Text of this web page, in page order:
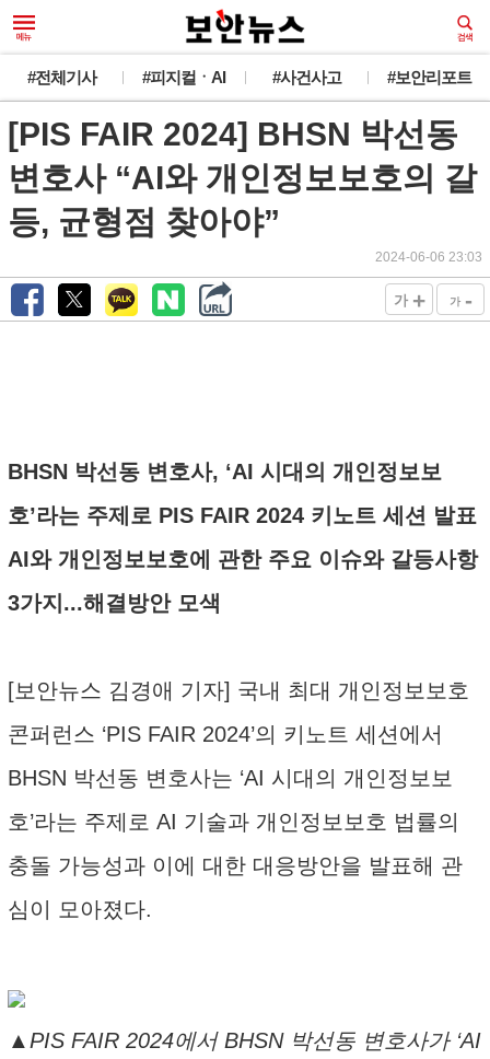
#전체기사 #피지컬ㆍAI #사건사고 #보안리포트
[PIS FAIR 2024] BHSN 박선동
변호사 “AI와 개인정보보호의 갈
등, 균형점 찾아야”
2024-06-06 23:03
가 + 가 -
BHSN 박선동 변호사, ‘AI 시대의 개인정보보
호’라는 주제로 PIS FAIR 2024 키노트 세션 발표
AI와 개인정보보호에 관한 주요 이슈와 갈등사항
3가지...해결방안 모색
[보안뉴스 김경애 기자] 국내 최대 개인정보보호
콘퍼런스 ‘PIS FAIR 2024’의 키노트 세션에서
BHSN 박선동 변호사는 ‘AI 시대의 개인정보보
호’라는 주제로 AI 기술과 개인정보보호 법률의
충돌 가능성과 이에 대한 대응방안을 발표해 관
심이 모아졌다.
▲PIS FAIR 2024에서 BHSN 박선동 변호사가 ‘AI